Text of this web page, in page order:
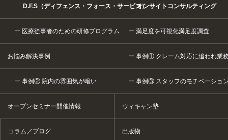
D.F.S（ディフェンス・フォース・サービス）オンサイトコンサルティング
医療従事者のための研修プログラム 満足度を可視化満足度調査
お悩み解決事例 事例① クレーム対応に追われ業
事例② 院内の雰囲気が暗い 事例③ スタッフのモチベーショ
オープンセミナー開催情報 ウィキャン塾
コラム／ブログ 出版物